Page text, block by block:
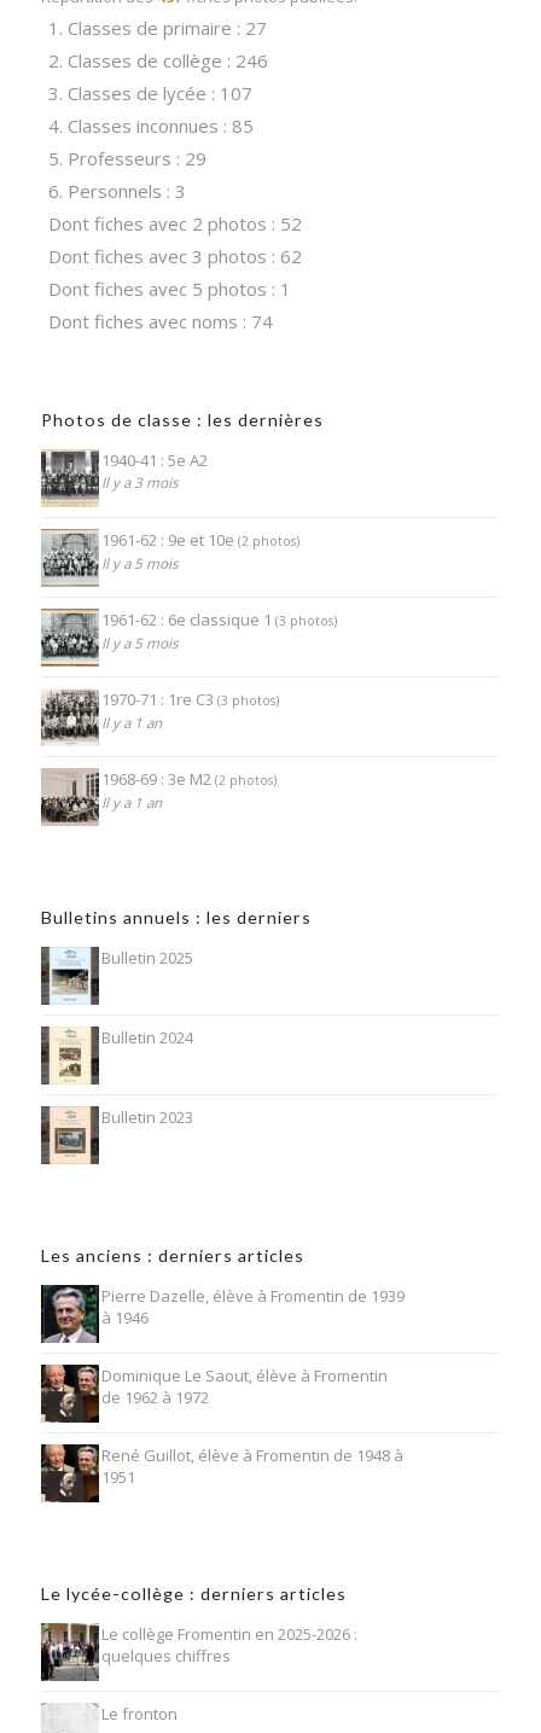
1. Classes de primaire : 27
2. Classes de collège : 246
3. Classes de lycée : 107
4. Classes inconnues : 85
5. Professeurs : 29
6. Personnels : 3
Dont fiches avec 2 photos : 52
Dont fiches avec 3 photos : 62
Dont fiches avec 5 photos : 1
Dont fiches avec noms : 74
Photos de classe : les dernières
1940-41 : 5e A2
Il y a 3 mois
1961-62 : 9e et 10e (2 photos)
Il y a 5 mois
1961-62 : 6e classique 1 (3 photos)
Il y a 5 mois
1970-71 : 1re C3 (3 photos)
Il y a 1 an
1968-69 : 3e M2 (2 photos)
Il y a 1 an
Bulletins annuels : les derniers
Bulletin 2025
Bulletin 2024
Bulletin 2023
Les anciens : derniers articles
Pierre Dazelle, élève à Fromentin de 1939
à 1946
Dominique Le Saout, élève à Fromentin
de 1962 à 1972
René Guillot, élève à Fromentin de 1948 à
1951
Le lycée-collège : derniers articles
Le collège Fromentin en 2025-2026 :
quelques chiffres
Le fronton